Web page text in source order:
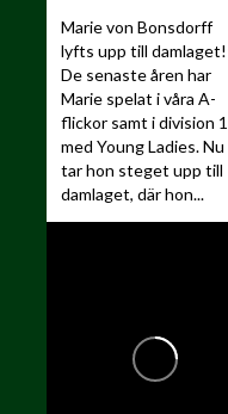
Marie von Bonsdorff
lyfts upp till damlaget!
De senaste åren har
Marie spelat i våra A-
flickor samt i division 1
med Young Ladies. Nu
tar hon steget upp till
damlaget, där hon...